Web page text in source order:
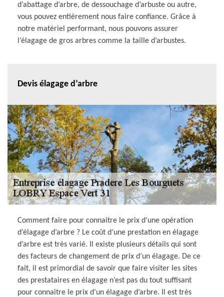
d’abattage d’arbre, de dessouchage d’arbuste ou autre,
vous pouvez entièrement nous faire confiance. Grâce à
notre matériel performant, nous pouvons assurer
l’élagage de gros arbres comme la taille d’arbustes.
Devis élagage d’arbre
Comment faire pour connaitre le prix d’une opération
d’élagage d’arbre ? Le coût d’une prestation en élagage
d’arbre est très varié. Il existe plusieurs détails qui sont
des facteurs de changement de prix d’un élagage. De ce
fait, il est primordial de savoir que faire visiter les sites
des prestataires en élagage n’est pas du tout suffisant
pour connaitre le prix d’un élagage d’arbre. Il est très